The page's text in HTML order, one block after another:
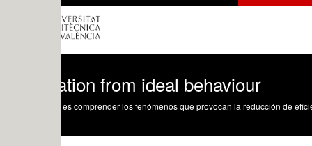
from ideal behaviour